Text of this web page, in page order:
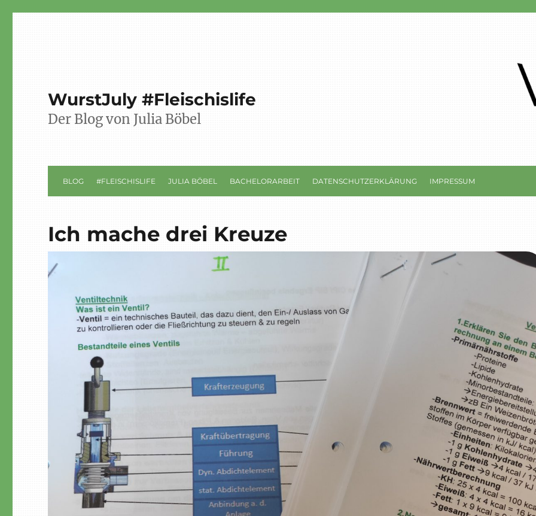
WurstJuly #Fleischislife
Der Blog von Julia Böbel
BLOG #FLEISCHISLIFE JULIA BÖBEL BACHELORARBEIT DATENSCHUTZERKLÄRUNG IMPRESSUM
Ich mache drei Kreuze